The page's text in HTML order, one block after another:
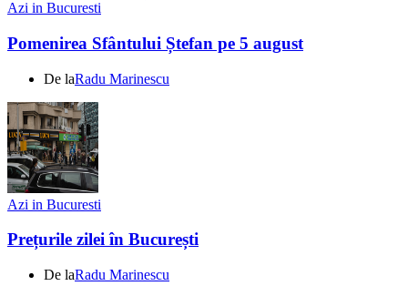
Azi in Bucuresti
Pomenirea Sfântului Ștefan pe 5 august
De laRadu Marinescu
Azi in Bucuresti
Prețurile zilei în București
De laRadu Marinescu